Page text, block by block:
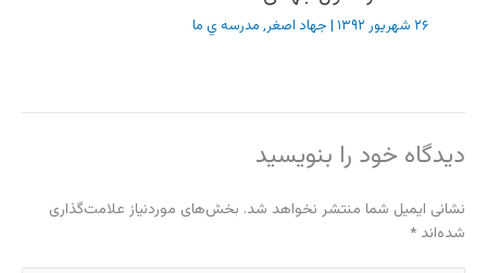
۲۶ شهریور ۱۳۹۲ | جهاد اصغر, مدرسه ي ما
دیدگاه‌ خود را بنویسید
نشانی ایمیل شما منتشر نخواهد شد. بخش‌های موردنیاز علامت‌گذاری
شده‌اند *